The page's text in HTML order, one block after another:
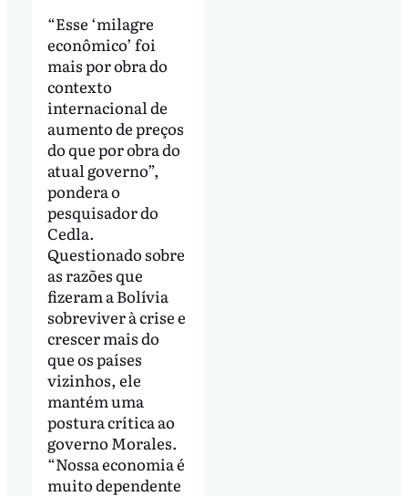
“Esse ‘milagre
econômico’ foi
mais por obra do
contexto
internacional de
aumento de preços
do que por obra do
atual governo”,
pondera o
pesquisador do
Cedla.
Questionado sobre
as razões que
fizeram a Bolívia
sobreviver à crise e
crescer mais do
que os países
vizinhos, ele
mantém uma
postura crítica ao
governo Morales.
“Nossa economia é
muito dependente